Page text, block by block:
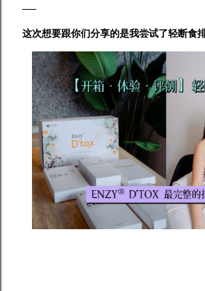
这次想要跟你们分享的是我尝试了轻断食